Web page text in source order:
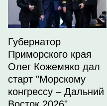
Губернатор
Приморского края
Олег Кожемяко дал
старт "Морскому
конгрессу – Дальний